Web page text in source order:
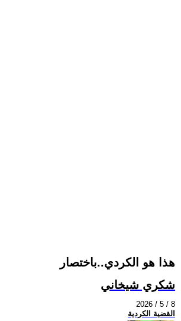
هذا هو الكردي..باختصار
شكري شيخاني
2026 / 5 / 8
القضية الكردية